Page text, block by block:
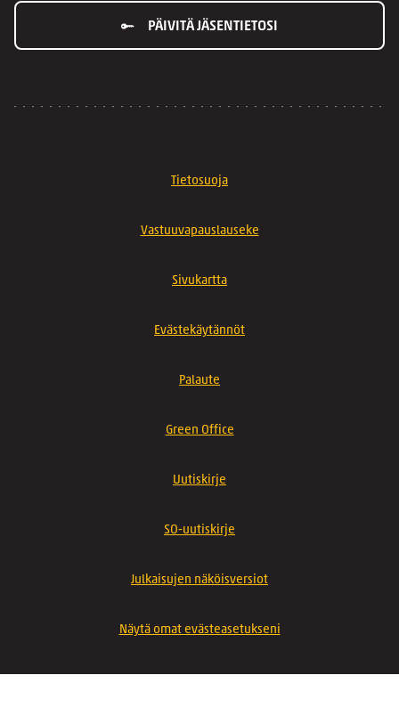
PÄIVITÄ JÄSENTIETOSI
Tietosuoja
Vastuuvapauslauseke
Sivukartta
Evästekäytännöt
Palaute
Green Office
Uutiskirje
SO-uutiskirje
Julkaisujen näköisversiot
Näytä omat evästeasetukseni